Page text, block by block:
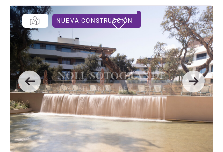
NUEVA CONSTRUCCIÓN
Previous Next